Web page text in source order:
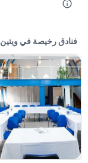
فنادق رخيصة في ويتين